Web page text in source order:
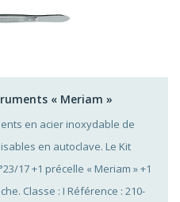
« Meriam »
en acier inoxydable de
en autoclave. Le Kit
17 +1 précelle « Meriam » +1
Classe : I Référence : 210-